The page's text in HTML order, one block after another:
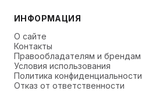
ИНФОРМАЦИЯ
О сайте
Контакты
Правообладателям и брендам
Условия использования
Политика конфиденциальности
Отказ от ответственности